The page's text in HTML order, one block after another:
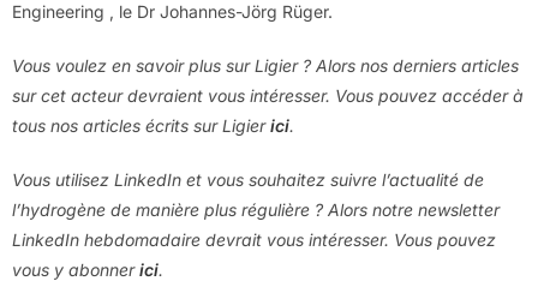
Engineering , le Dr Johannes-Jörg Rüger.
Vous voulez en savoir plus sur Ligier ? Alors nos derniers articles
sur cet acteur devraient vous intéresser. Vous pouvez accéder à
tous nos articles écrits sur Ligierici.
Vous utilisez LinkedIn et vous souhaitez suivre l’actualité de
l’hydrogène de manière plus régulière ? Alors notre newsletter
LinkedIn hebdomadaire devrait vous intéresser. Vous pouvez
vous y abonnerici.